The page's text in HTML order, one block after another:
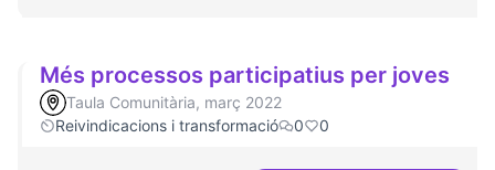
Més processos participatius per joves
Taula Comunitària, març 2022
Reivindicacions i transformació
0 0